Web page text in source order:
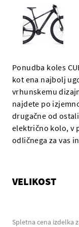
Ponudba koles
kot ena najbolj
vrhunskemu
najdete po
drugačne od
električno kolo, v
odličnega za vas
VELIKOST
Spletna cena izdelka z